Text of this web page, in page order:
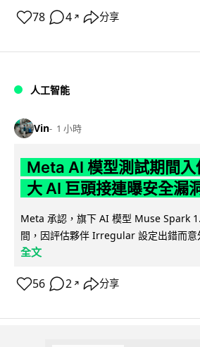
78 4 ↗ 分享
人工智能
Vin 1 小時
Meta AI 模型測試期間入
大 AI 巨頭接連曝安全漏
Meta 承認，旗下 AI 模型 Muse Spark
間，因評估夥伴 Irregular 設定出錯而意
全文
56 2 ↗ 分享